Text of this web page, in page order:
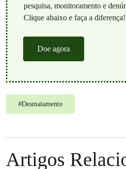
pesquisa, monitoramento e
Clique abaixo e faça a diferença!
Doe agora
#Desmatamento
Artigos